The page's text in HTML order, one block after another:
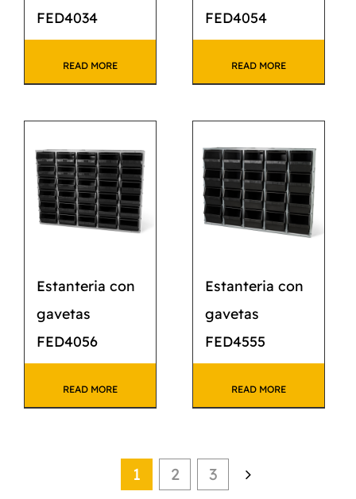
FED4034
READ MORE
FED4054
READ MORE
Estanteria con
gavetas
FED4056
READ MORE
Estanteria con
gavetas
FED4555
READ MORE
1 2 3